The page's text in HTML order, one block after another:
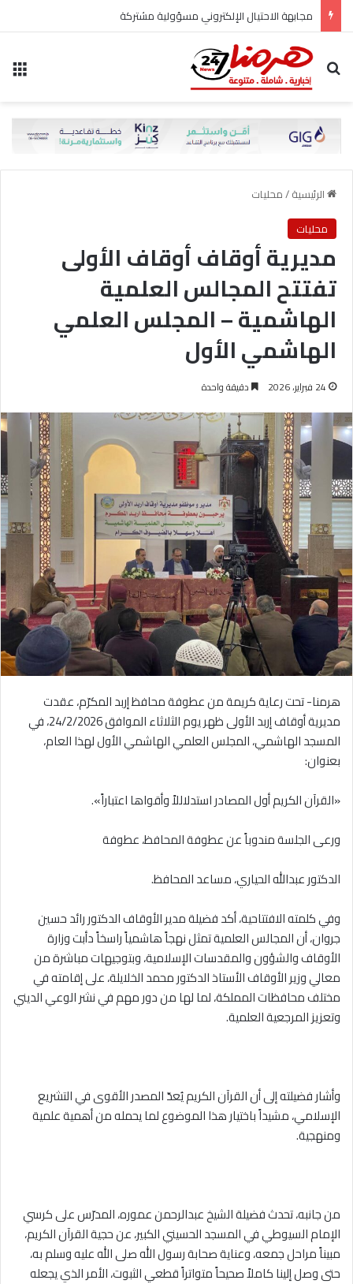
مجابهة الاحتيال الإلكتروني مسؤولية مشتركة
بحث عن
الرئيسية/محليات
محليات
مديرية أوقاف أوقاف الأولى
تفتتح المجالس العلمية
الهاشمية – المجلس العلمي
الهاشمي الأول
24 فبراير، 2026 دقيقة واحدة
هرمنا- تحت رعاية كريمة من عطوفة محافظ إربد المكرّم، عقدت
مديرية أوقاف إربد الأولى ظهر يوم الثلاثاء الموافق 24/2/2026، في
المسجد الهاشمي، المجلس العلمي الهاشمي الأول لهذا العام،
بعنوان:
«القرآن الكريم أول المصادر استدلاللاً وأقواها اعتباراً».
ورعى الجلسة مندوباً عن عطوفة المحافظ، عطوفة
الدكتور عبدالله الحياري، مساعد المحافظ.
وفي كلمته الافتتاحية، أكد فضيلة مدير الأوقاف الدكتور رائد حسين
جروان، أن المجالس العلمية تمثل نهجاً هاشمياً راسخاً دأبت وزارة
الأوقاف والشؤون والمقدسات الإسلامية، وبتوجيهات مباشرة من
معالي وزير الأوقاف الأستاذ الدكتور محمد الخلايلة، على إقامته في
مختلف محافظات المملكة، لما لها من دور مهم في نشر الوعي الديني
وتعزيز المرجعية العلمية.
وأشار فضيلته إلى أن القرآن الكريم يُعدّ المصدر الأقوى في التشريع
الإسلامي، مشيداً باختيار هذا الموضوع لما يحمله من أهمية علمية
ومنهجية.
من جانبه، تحدث فضيلة الشيخ عبدالرحمن عموره، المدرّس على كرسي
الإمام السيوطي في المسجد الحسيني الكبير، عن حجية القرآن الكريم،
مبيناً مراحل جمعه، وعناية صحابة رسول الله صلى الله عليه وسلم به،
حتى وصل إلينا كاملاً صحيحاً متواتراً قطعي الثبوت، الأمر الذي يجعله